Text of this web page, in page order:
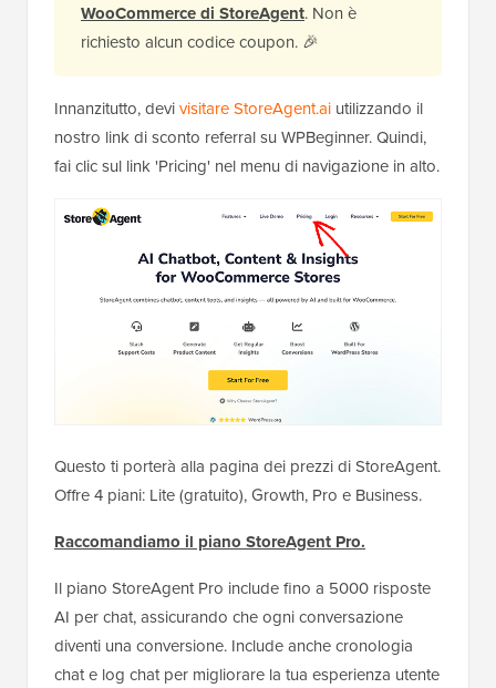
WooCommerce di StoreAgent. Non è
richiesto alcun codice coupon. 🎉
Innanzitutto, devivisitare StoreAgent.ai utilizzando il
nostro link di sconto referral su WPBeginner. Quindi,
fai clic sul link 'Pricing' nel menu di navigazione in alto.
Questo ti porterà alla pagina dei prezzi di StoreAgent.
Offre 4 piani: Lite (gratuito), Growth, Pro e Business.
Raccomandiamo il piano StoreAgent Pro.
Il piano StoreAgent Pro include fino a 5000 risposte
AI per chat, assicurando che ogni conversazione
diventi una conversione. Include anche cronologia
chat e log chat per migliorare la tua esperienza utente